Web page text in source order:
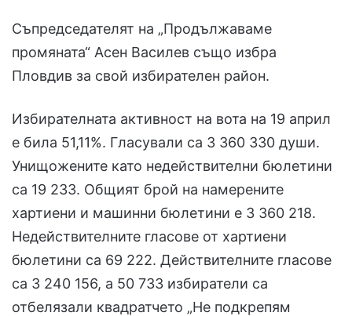
Съпредседателят на „Продължаваме
промяната“ Асен Василев също избра
Пловдив за свой избирателен район.
Избирателната активност на вота на 19 април
е била 51,11%. Гласували са 3 360 330 души.
Унищожените като недействителни бюлетини
са 19 233. Общият брой на намерените
хартиени и машинни бюлетини е 3 360 218.
Недействителните гласове от хартиени
бюлетини са 69 222. Действителните гласове
са 3 240 156, а 50 733 избиратели са
отбелязали квадратчето „Не подкрепям